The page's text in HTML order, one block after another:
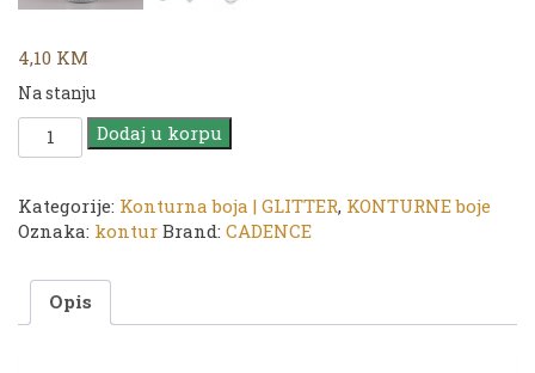
4,10 KM
Na stanju
CADENCE
Kontur
|
451
50ml
količina
Dodaj u korpu
Kategorije: Konturna boja | GLITTER, KONTURNE boje
Oznaka: kontur Brand: CADENCE
Opis